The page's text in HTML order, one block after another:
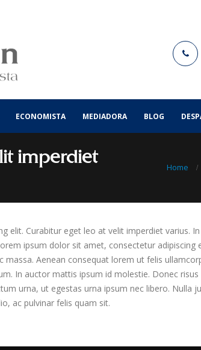
ECONOMISTA MEDIADORA BLOG
imperdiet
Home
elit. Curabitur eget leo at velit imperdiet varius.
ipsum dolor sit amet, consectetur
Aenean consequat lorem ut felis
In auctor mattis ipsum id molestie. Donec
urna, ut egestas urna ipsum nec libero. Nulla
ac pulvinar felis quam sit.